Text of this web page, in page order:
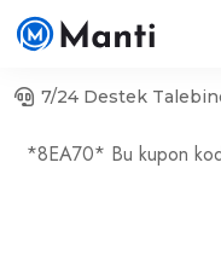
7/24 Destek
*8EA70* Bu kupon